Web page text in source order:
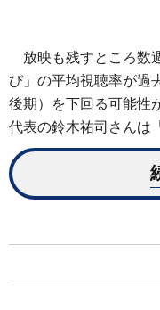
放映も残すところ数
び」の平均視聴率が過
後期）を下回る可能性
代表の鈴木祐司さんは